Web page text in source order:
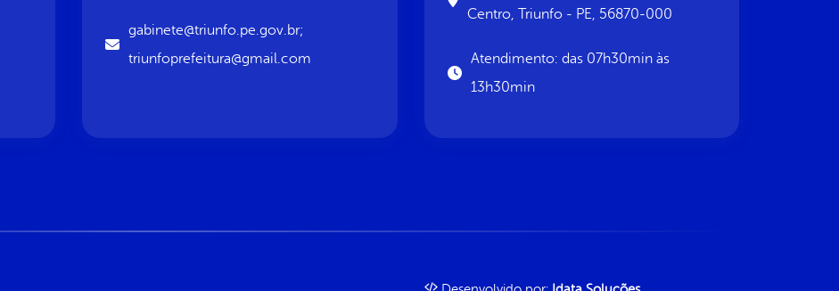
gabinete@triunfo.pe.gov.br;
triunfoprefeitura@gmail.com
Centro, Triunfo - PE, 56870-000
Atendimento: das 07h30min às
13h30min